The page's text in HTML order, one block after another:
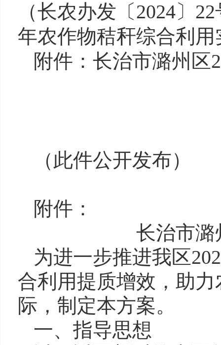
（长农办发〔2024〕
年农作物秸秆综合利
附件： 长治市潞州区
（此件公开发布）
附件：
长治市潞
为进一步推进我区
合利用提质增效，助
际，制定本方案。
一、指导思想